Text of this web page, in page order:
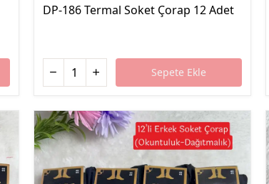
DP-186 Termal Soket Çorap 12 Adet
Sepete Ekle